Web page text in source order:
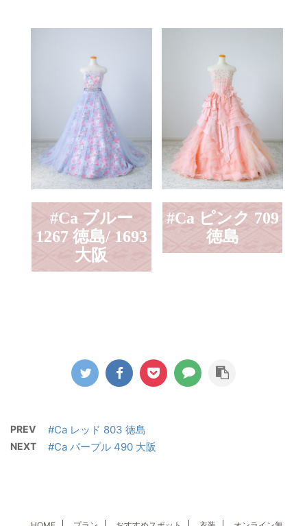
#Ca ブルー
1267 徳島/ 1693
大阪
#Ca ピンク 709
徳島
PREV #Ca レッド 803 徳島
NEXT #Ca パープル 490 大阪